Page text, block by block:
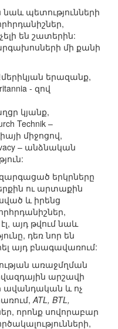
պետությունների
են շատերին:
մի քանի
երազանք,
- զով
կյանք,
Technik –
միջոցով,
– անձնական
երկրները
ու արտաքին
և իրենց
այդ թվում նաև
դեռ նոր են
այդ բնագավառում:
առաջմղման
արշավի
ավանդական և ոչ
ATL, BTL,
որոնք սովորաբար